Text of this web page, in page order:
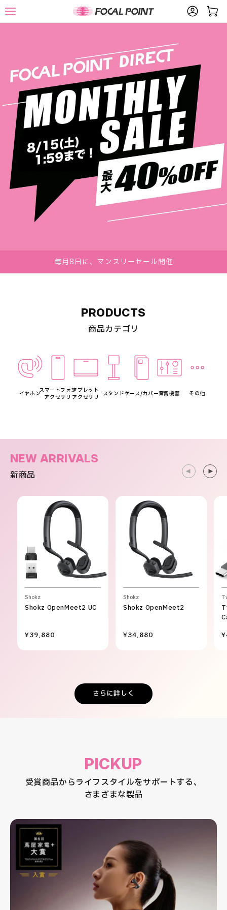
毎月8日に、マンスリーセール開催
PRODUCTS
商品カテゴリ
イヤホンスマートフォン
アクセサリ
タブレット
アクセサリ
スタンドケース/カバー音響機器 その他
NEW ARRIVALS
新商品
Shokz
Shokz OpenMeet2 UC
¥39,880
Shokz
Shokz OpenMeet2
¥34,880
さらに詳しく
PICKUP
受賞商品からライフスタイルをサポートする、
さまざまな製品